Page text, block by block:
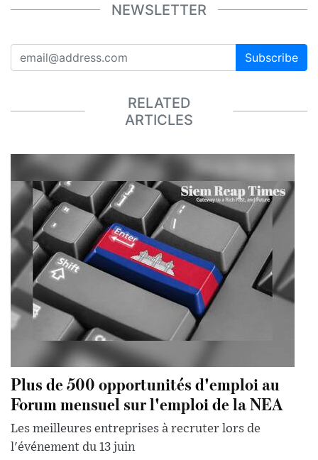
NEWSLETTER
Subscribe
RELATED
ARTICLES
Plus de 500 opportunités d'emploi au
Forum mensuel sur l'emploi de la NEA
Les meilleures entreprises à recruter lors de
l'événement du 13 juin